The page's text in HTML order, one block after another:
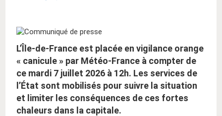
L’Île-de-France est placée en vigilance orange
« canicule » par Météo-France à compter de
ce mardi 7 juillet 2026 à 12h. Les services de
l’État sont mobilisés pour suivre la situation
et limiter les conséquences de ces fortes
chaleurs dans la capitale.